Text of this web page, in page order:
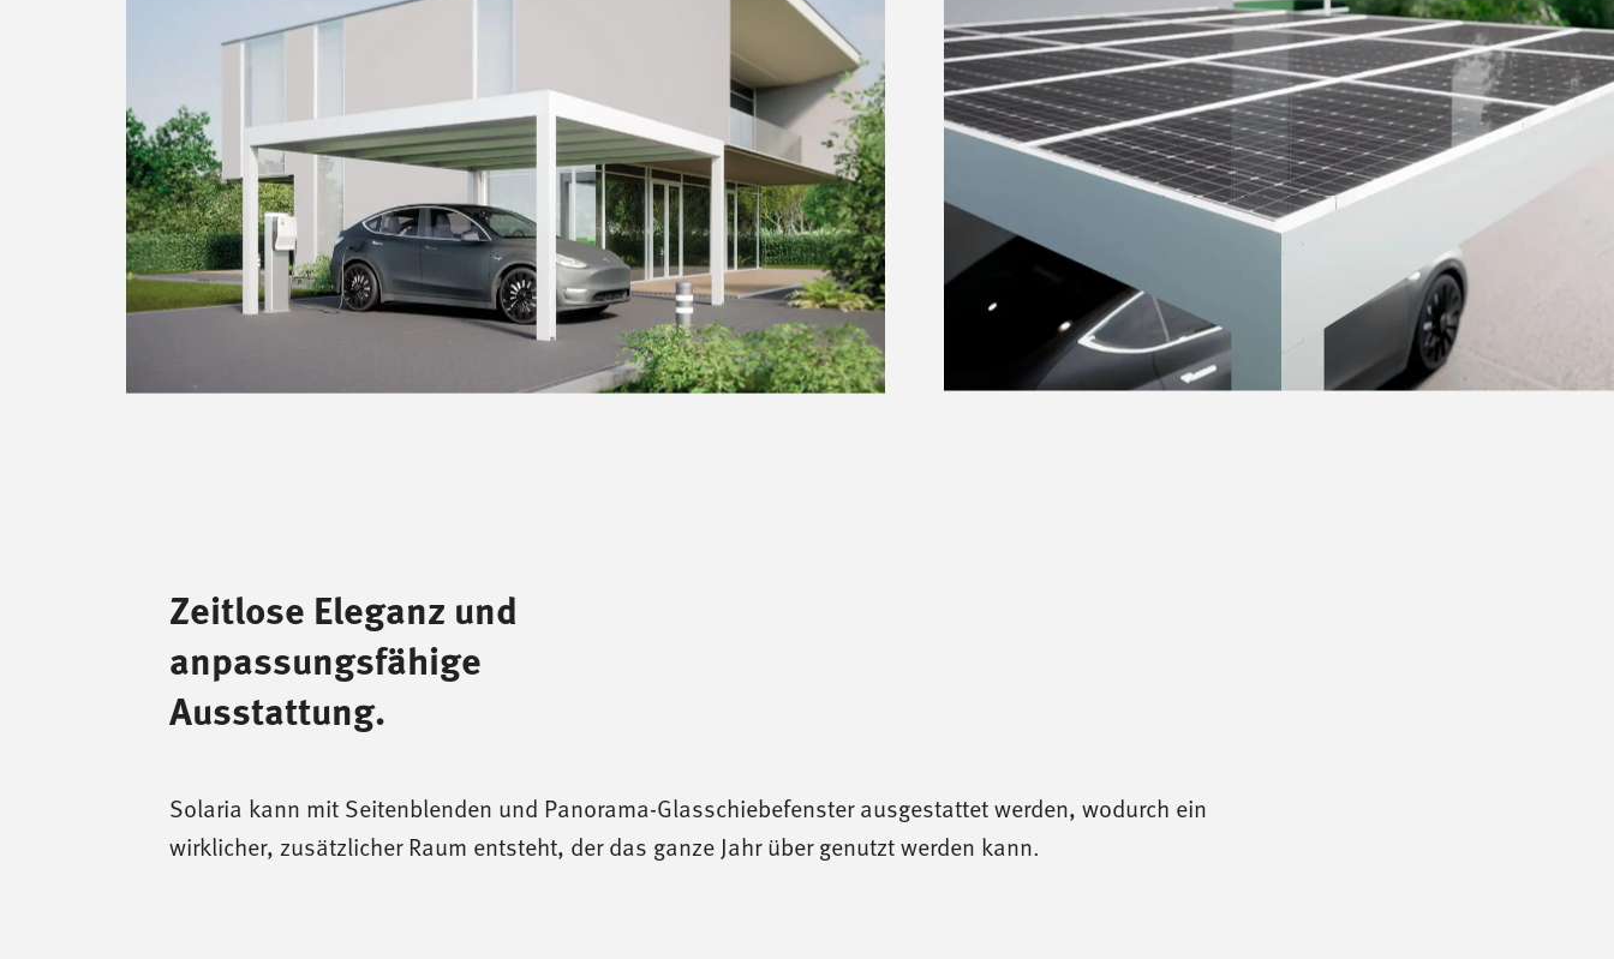
Zeitlose Eleganz und
anpassungsfähige
Ausstattung.
Solaria kann mit Seitenblenden und Panorama-Glasschiebefenster ausgestattet werden, wodurch ein
wirklicher, zusätzlicher Raum entsteht, der das ganze Jahr über genutzt werden kann.